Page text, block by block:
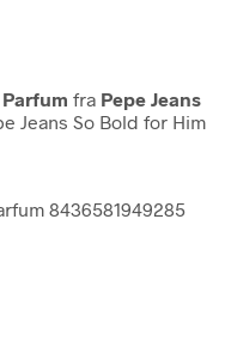
Parfum fra Pepe Jeans
Jeans So Bold for Him
8436581949285